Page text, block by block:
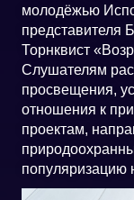
молодёжью
представителя
Торнквист
Слушателям
просвещения,
отношения к
проектам,
популяризацию